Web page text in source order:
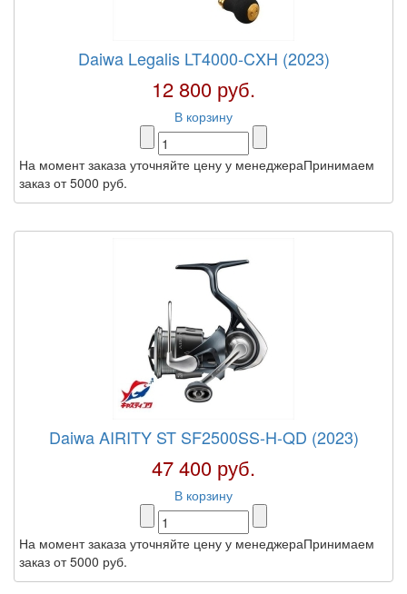
Daiwa Legalis LT4000-CXH (2023)
12 800 руб.
В корзину
На момент заказа уточняйте цену у менеджераПринимаем
заказ от 5000 руб.
Daiwa AIRITY ST SF2500SS-H-QD (2023)
47 400 руб.
В корзину
На момент заказа уточняйте цену у менеджераПринимаем
заказ от 5000 руб.